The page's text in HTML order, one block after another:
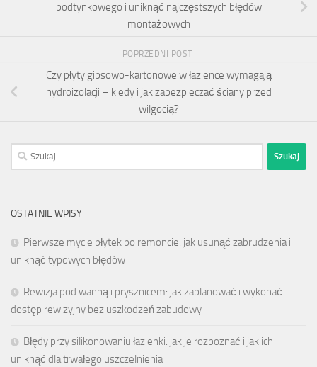
podtynkowego i uniknąć najczęstszych błędów
montażowych
POPRZEDNI POST
Czy płyty gipsowo-kartonowe w łazience wymagają
hydroizolacji – kiedy i jak zabezpieczać ściany przed
wilgocią?
Szukaj:
OSTATNIE WPISY
Pierwsze mycie płytek po remoncie: jak usunąć zabrudzenia i
uniknąć typowych błędów
Rewizja pod wanną i prysznicem: jak zaplanować i wykonać
dostęp rewizyjny bez uszkodzeń zabudowy
Błędy przy silikonowaniu łazienki: jak je rozpoznać i jak ich
uniknąć dla trwałego uszczelnienia